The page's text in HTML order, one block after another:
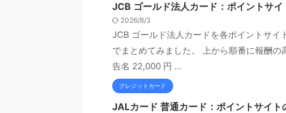
JCB ゴールド法人カード：ポイントサイ
2026/8/3
JCB ゴールド法人カードを各ポイントサ
でまとめてみました。 上から順番に報酬
告名 22,000 円 ...
クレジットカード
JALカード 普通カード：ポイントサイト